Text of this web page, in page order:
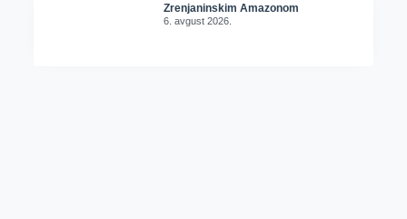
Zrenjaninskim Amazonom
6. avgust 2026.